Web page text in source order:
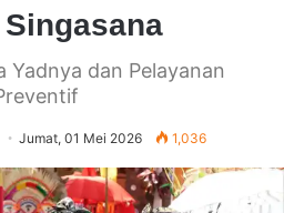
Singasana
Yadnya dan Pelayanan
Jumat, 01 Mei 2026 1,036